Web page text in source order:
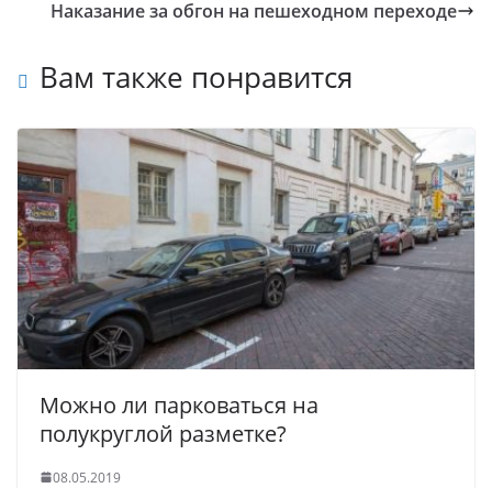
Наказание за обгон на пешеходном переходе
Вам также понравится
Можно ли парковаться на
полукруглой разметке?
08.05.2019